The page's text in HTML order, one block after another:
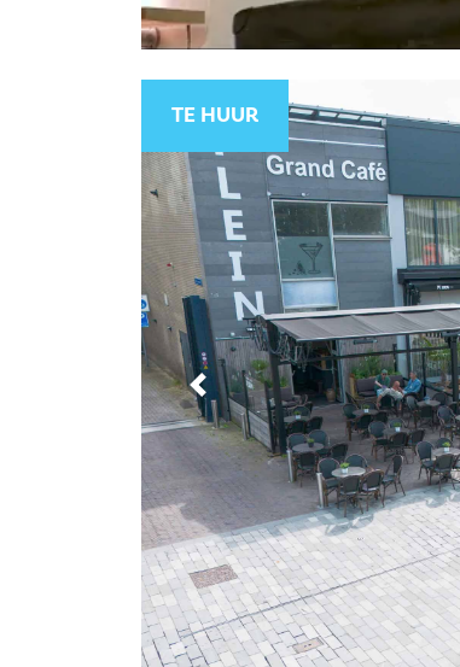
TE HUUR
Previous